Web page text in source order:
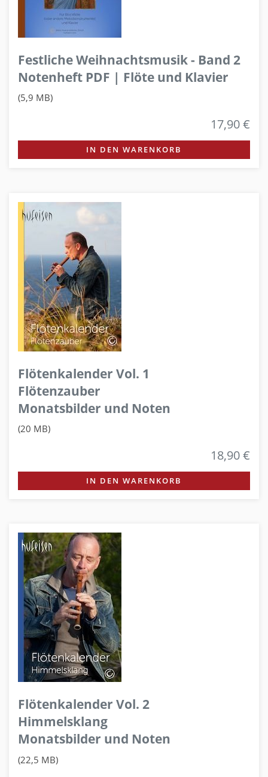
Festliche Weihnachtsmusik - Band 2
Notenheft PDF | Flöte und Klavier
(5,9 MB)
17,90 €
IN DEN WARENKORB
Flötenkalender Vol. 1
Flötenzauber
Monatsbilder und Noten
(20 MB)
18,90 €
IN DEN WARENKORB
Flötenkalender Vol. 2
Himmelsklang
Monatsbilder und Noten
(22,5 MB)